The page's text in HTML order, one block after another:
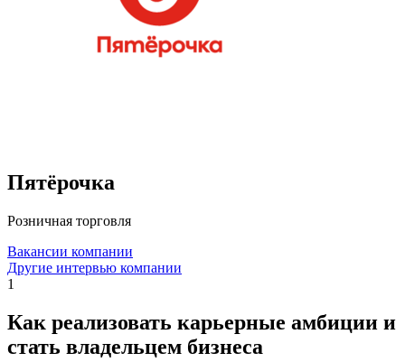
Пятёрочка
Розничная торговля
Вакансии компании
Другие интервью компании
1
Как реализовать карьерные амбиции и
стать владельцем бизнеса